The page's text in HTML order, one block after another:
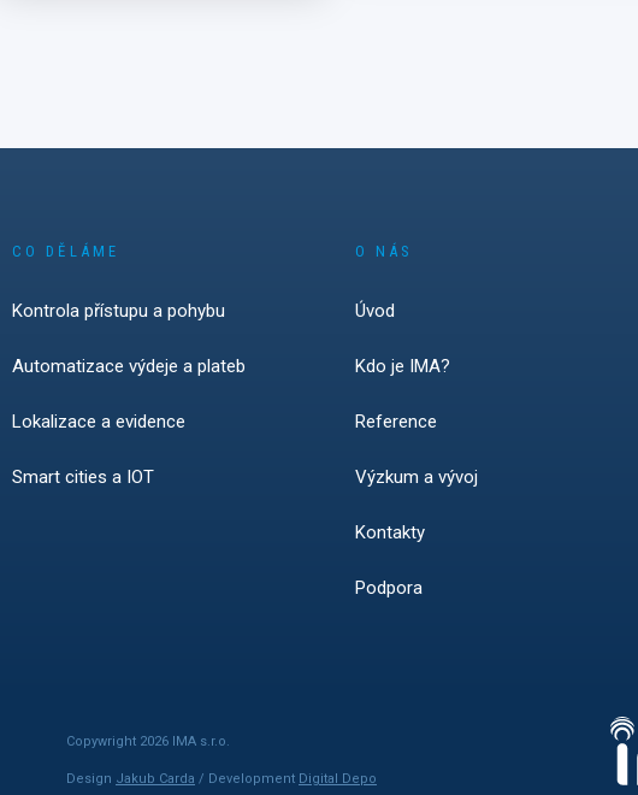
CO DĚLÁME
Kontrola přístupu a pohybu
Automatizace výdeje a plateb
Lokalizace a evidence
Smart cities a IOT
O NÁS
Úvod
Kdo je IMA?
Reference
Výzkum a vývoj
Kontakty
Podpora
Copywright 2026 IMA s.r.o.
Design Jakub Carda / Development Digital Depo